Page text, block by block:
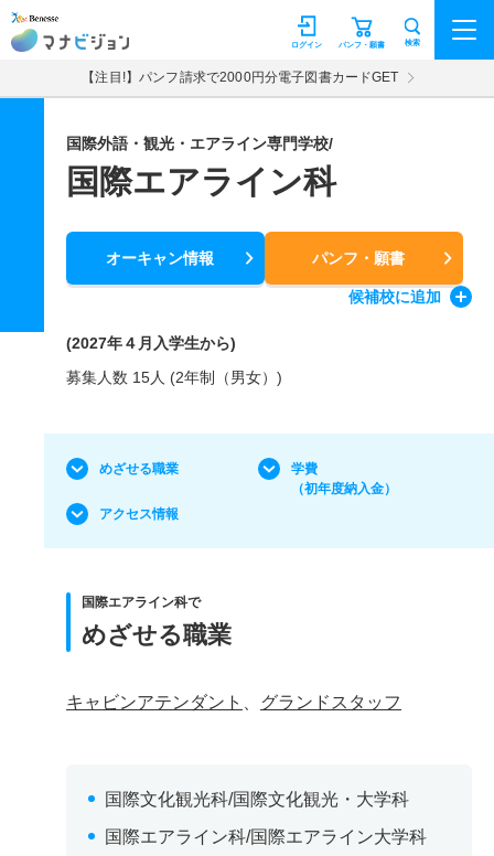
マナビジョン パンフ・願書
ログイン 検索
【注目!】パンフ請求で2000円分電子図書カードGET
国際外語・観光・エアライン専門学校/
国際エアライン科
オーキャン情報 パンフ・願書
候補校に追加
(2027年４月入学生から)
募集人数 15人 (2年制（男女）)
めざせる職業
学費
（初年度納入金）
アクセス情報
国際エアライン科で
めざせる職業
キャビンアテンダント グランドスタッフ
国際文化観光科/国際文化観光・大学科
国際エアライン科/国際エアライン大学科